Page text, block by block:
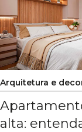
Arquitetura e
alta: